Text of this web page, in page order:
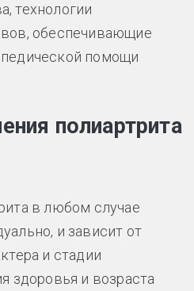
технологии
обеспечивающие
помощи
полиартрита
в любом случае
и зависит от
и стадии
здоровья и возраста